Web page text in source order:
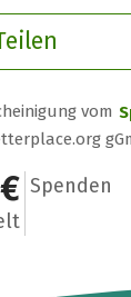
vom
1.500 €
22
Spenden